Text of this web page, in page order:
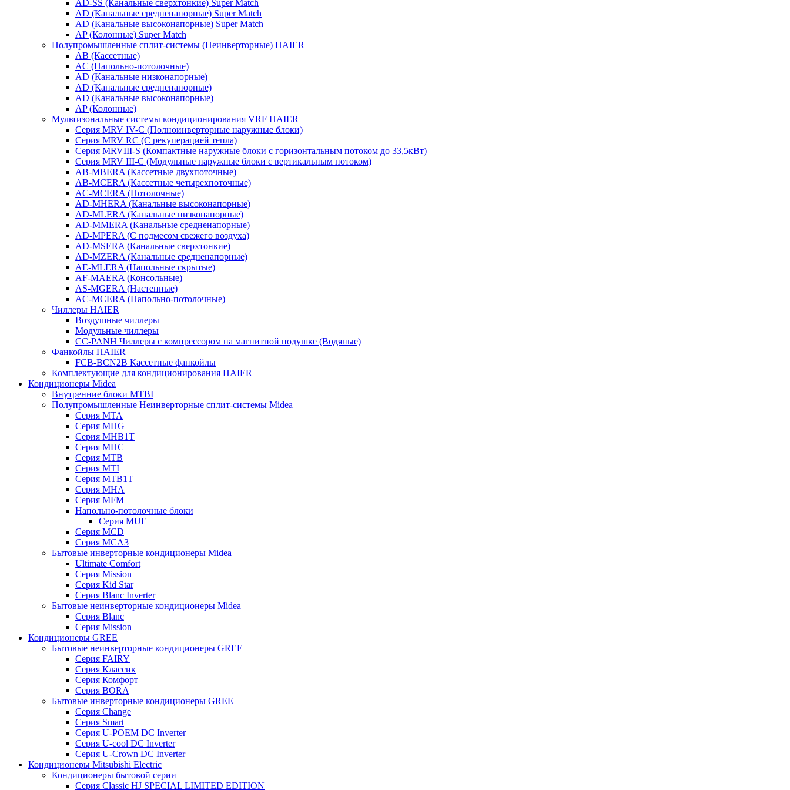
AD-SS (Канальные сверхтонкие) Super Match
AD (Канальные средненапорные) Super Match
AD (Канальные высоконапорные) Super Match
AP (Колонные) Super Match
Полупромышленные сплит-системы (Неинверторные) HAIER
AB (Кассетные)
AC (Напольно-потолочные)
AD (Канальные низконапорные)
AD (Канальные средненапорные)
AD (Канальные высоконапорные)
AP (Колонные)
Мультизональные системы кондиционирования VRF HAIER
Серия MRV IV-C (Полноинверторные наружные блоки)
Серия MRV RC (С рекуперацией тепла)
Серия MRVIII-S (Компактные наружные блоки с горизонтальным потоком до 33,5кВт)
Серия MRV III-C (Модульные наружные блоки с вертикальным потоком)
AB-MBERA (Кассетные двухпоточные)
AB-MCERA (Кассетные четырехпоточные)
AС-MСERA (Потолочные)
AD-MHERA (Канальные высоконапорные)
AD-MLERA (Канальные низконапорные)
AD-MMERA (Канальные средненапорные)
AD-MPERA (С подмесом свежего воздуха)
AD-MSERA (Канальные сверхтонкие)
AD-MZERA (Канальные средненапорные)
AE-MLERA (Напольные скрытые)
AF-MAERA (Консольные)
AS-MGERA (Настенные)
AС-MСERA (Напольно-потолочные)
Чиллеры HAIER
Воздушные чиллеры
Модульные чиллеры
CC-PANH Чиллеры с компрессором на магнитной подушке (Водяные)
Фанкойлы HAIER
FCB-BCN2B Кассетные фанкойлы
Комплектующие для кондиционирования HAIER
Кондиционеры Midea
Внутренние блоки MTBI
Полупромышленные Неинверторные сплит-системы Midea
Серия MTA
Серия MHG
Серия MHB1T
Серия MHC
Серия MTB
Серия MTI
Серия MTB1T
Серия MHA
Серия MFM
Напольно-потолочные блоки
Серия MUE
Серия MCD
Серия MCA3
Бытовые инверторные кондиционеры Midea
Ultimate Comfort
Серия Mission
Серия Kid Star
Серия Blanc Inverter
Бытовые неинверторные кондиционеры Midea
Серия Blanc
Серия Mission
Кондиционеры GREE
Бытовые неинверторные кондиционеры GREE
Серия FAIRY
Серия Классик
Серия Комфорт
Серия BORA
Бытовые инверторные кондиционеры GREE
Серия Change
Серия Smart
Серия U-POEM DC Inverter
Серия U-cool DC Inverter
Серия U-Crown DC Inverter
Кондиционеры Mitsubishi Electric
Кондиционеры бытовой серии
Серия Classic HJ SPECIAL LIMITED EDITION